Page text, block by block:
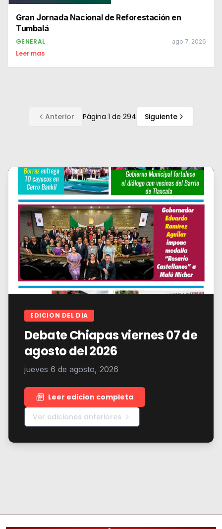
Gran Jornada Nacional de Reforestación en
Tumbalá
GENERAL ago 7, 2026
Leer mas
Anterior Página 1 de 294 Siguiente
EDICION DEL DIA
Debate Chiapas viernes 07 de
agosto del 2026
jueves 6 de agosto, 2026
Leer edicion completa
Ver ediciones anteriores